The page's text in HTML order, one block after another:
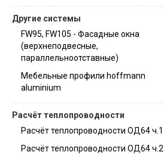
Другие системы
FW95, FW105 - Фасадные окна
(верхнеподвесные,
параллельноотставные)
Мебельные профили hoffmann
aluminium
Расчёт теплопроводности
Расчёт теплопроводности ОД64 ч.1
Расчёт теплопроводности ОД64 ч.2